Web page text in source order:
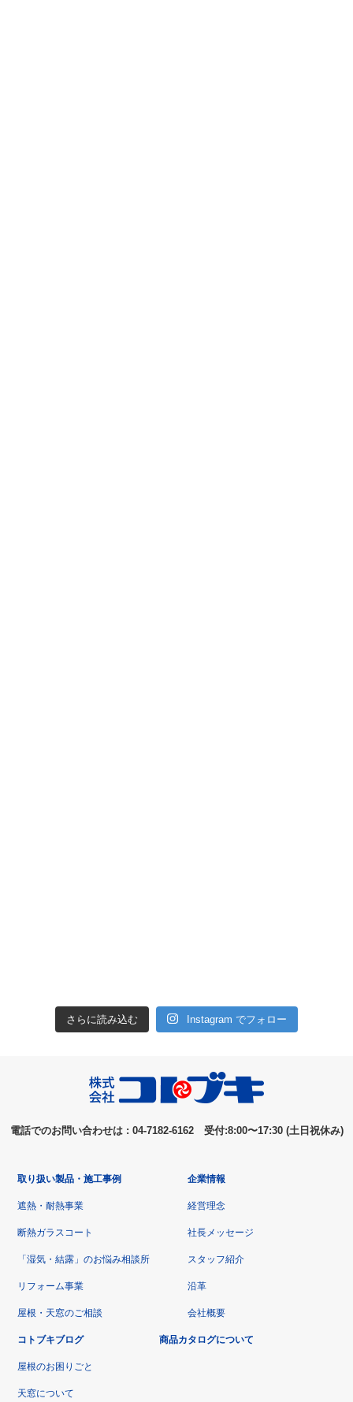
さらに読み込む Instagram でフォロー
電話でのお問い合わせは : 04-7182-6162 受付:8:00〜17:30 (土日祝休み)
取り扱い製品・施工事例
遮熱・耐熱事業
断熱ガラスコート
「湿気・結露」のお悩み相談所
リフォーム事業
屋根・天窓のご相談
企業情報
経営理念
社長メッセージ
スタッフ紹介
沿革
会社概要
コトブキブログ
屋根のお困りごと
天窓について
商品カタログについて